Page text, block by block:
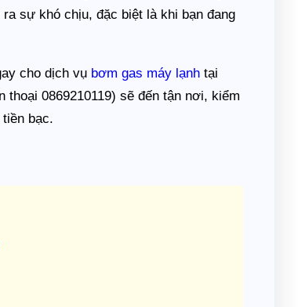
sự khó chịu, đặc biệt là khi bạn đang
cho dịch vụ bơm gas máy lạnh tại
0869210119) sẽ đến tận nơi, kiểm
bạc.